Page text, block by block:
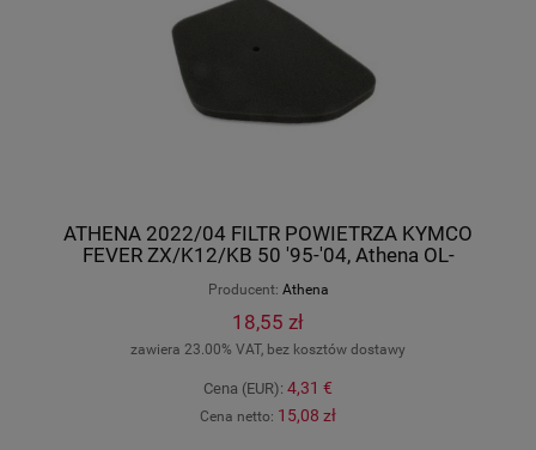
ATHENA 2022/04 FILTR POWIETRZA KYMCO
FEVER ZX/K12/KB 50 '95-'04, Athena OL-
Producent: Athena
18,55 zł
zawiera 23.00% VAT, bez kosztów dostawy
Cena (EUR): 4,31 €
Cena netto: 15,08 zł